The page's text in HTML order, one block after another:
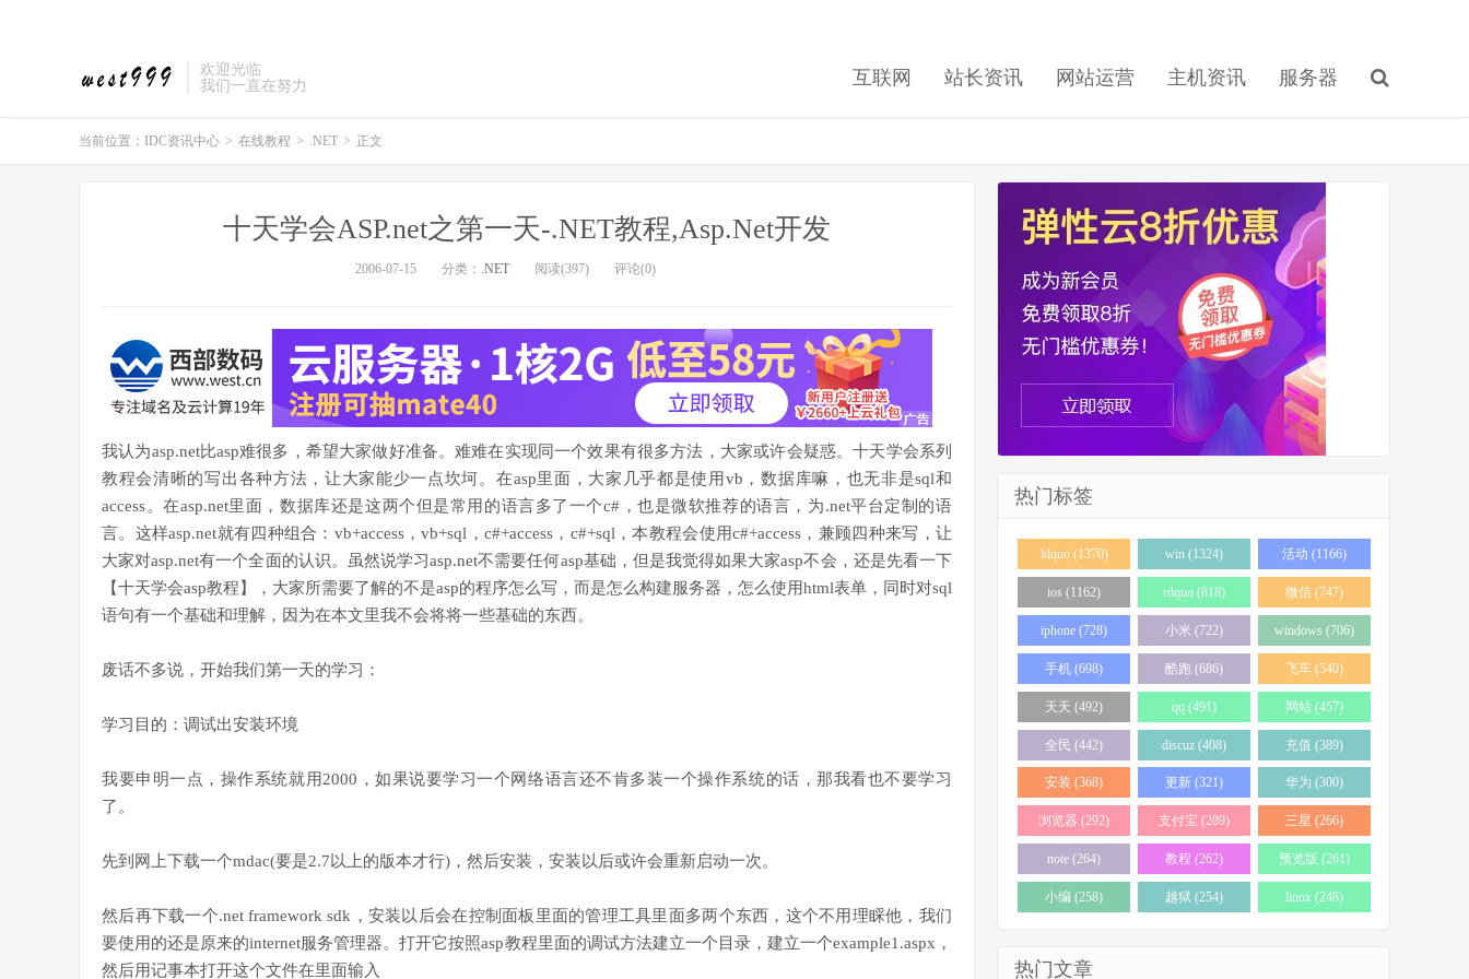
欢迎光临
我们一直在努力
互联网 站长资讯 网站运营 主机资讯 服务器
当前位置： IDC资讯中心 > 在线教程 > .NET > 正文
十天学会ASP.net之第一天-.NET教程,Asp.Net开发
2006-07-15 分类： .NET 阅读(397) 评论(0)
我认为asp.net比asp难很多，希望大家做好准备。难难在实现同一个效果有很多方法，大家或许会疑惑。十天学会系列
教程会清晰的写出各种方法，让大家能少一点坎坷。在asp里面，大家几乎都是使用vb，数据库嘛，也无非是sql和
access。在asp.net里面，数据库还是这两个但是常用的语言多了一个c#，也是微软推荐的语言，为.net平台定制的语
言。这样asp.net就有四种组合：vb+access，vb+sql，c#+access，c#+sql，本教程会使用c#+access，兼顾四种来写，让
大家对asp.net有一个全面的认识。虽然说学习asp.net不需要任何asp基础，但是我觉得如果大家asp不会，还是先看一下
【十天学会asp教程】，大家所需要了解的不是asp的程序怎么写，而是怎么构建服务器，怎么使用html表单，同时对sql
语句有一个基础和理解，因为在本文里我不会将将一些基础的东西。
废话不多说，开始我们第一天的学习：
学习目的：调试出安装环境
我要申明一点，操作系统就用2000，如果说要学习一个网络语言还不肯多装一个操作系统的话，那我看也不要学习
了。
先到网上下载一个mdac(要是2.7以上的版本才行)，然后安装，安装以后或许会重新启动一次。
然后再下载一个.net framework sdk，安装以后会在控制面板里面的管理工具里面多两个东西，这个不用理睬他，我们
要使用的还是原来的internet服务管理器。打开它按照asp教程里面的调试方法建立一个目录，建立一个example1.aspx，
然后用记事本打开这个文件在里面输入
热门标签
ldquo (1370) win (1324) 活动 (1166)
ios (1162) rdquo (818) 微信 (747)
iphone (728) 小米 (722) windows (706)
手机 (698) 酷跑 (686) 飞车 (540)
天天 (492) qq (491) 网站 (457)
全民 (442) discuz (408) 充值 (389)
安装 (368) 更新 (321) 华为 (300)
浏览器 (292) 支付宝 (289) 三星 (266)
note (264) 教程 (262) 预览版 (261)
小编 (258) 越狱 (254) linux (248)
热门文章